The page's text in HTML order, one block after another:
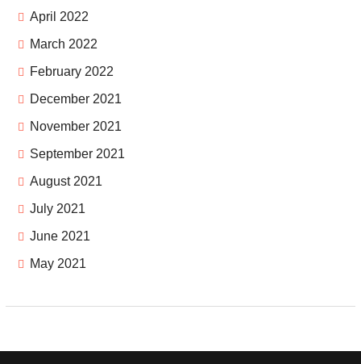
April 2022
March 2022
February 2022
December 2021
November 2021
September 2021
August 2021
July 2021
June 2021
May 2021